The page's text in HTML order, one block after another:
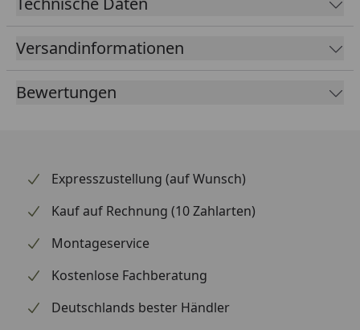
Trekkingtouren. Dank Reflexstreifen bleibt die
Versandinformationen
Bewertungen
Expresszustellung (auf Wunsch)
Kauf auf Rechnung (10 Zahlarten)
Montageservice
Kostenlose Fachberatung
Deutschlands bester Händler